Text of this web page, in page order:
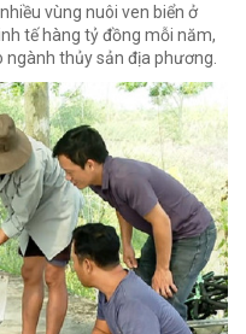
vùng nuôi ven biển ở
tế hàng tỷ đồng mỗi năm,
thủy sản địa phương.